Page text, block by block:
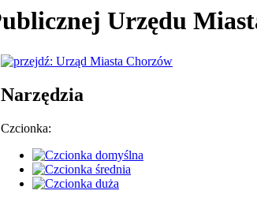
Urzędu
Narzędzia
Czcionka: